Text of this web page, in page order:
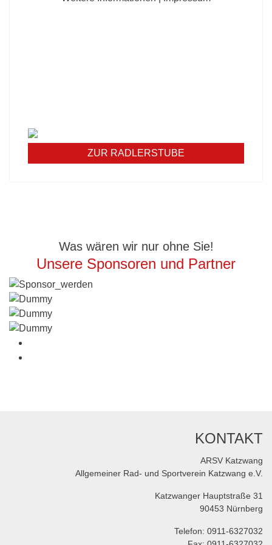
ZUR RADLERSTUBE
Was wären wir nur ohne Sie!
Unsere Sponsoren und Partner
KONTAKT
ARSV Katzwang
Allgemeiner Rad- und Sportverein Katzwang e.V.
Katzwanger Hauptstraße 31
90453 Nürnberg
Telefon: 0911-6327032